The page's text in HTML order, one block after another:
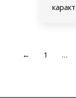
← 1 …